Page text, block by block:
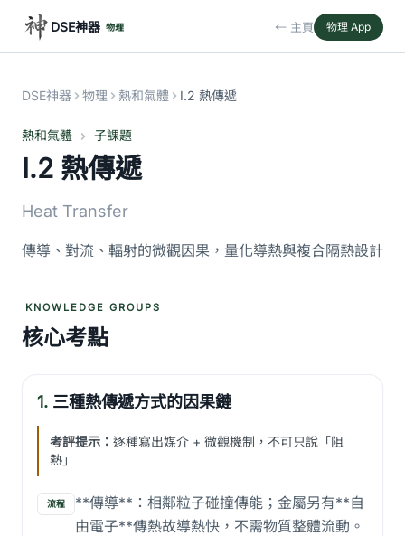
DSE神器 物理 ← 主頁 物理 App
DSE神器 物理 熱和氣體 I.2 熱傳遞
熱和氣體 子課題
I.2 熱傳遞
Heat Transfer
傳導、對流、輻射的微觀因果，量化導熱與複合隔熱設計
KNOWLEDGE GROUPS
核心考點
1. 三種熱傳遞方式的因果鏈
考評提示： 逐種寫出媒介 + 微觀機制，不可只說「阻
熱」
流程
**傳導**：相鄰粒子碰撞傳能；金屬另有**自
由電子**傳熱故導熱快，不需物質整體流動。